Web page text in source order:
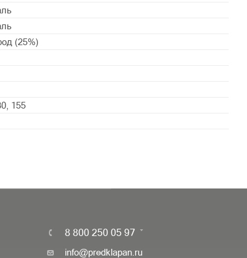
(25%)
155
8 800 250 05 97
info@predklapan.ru